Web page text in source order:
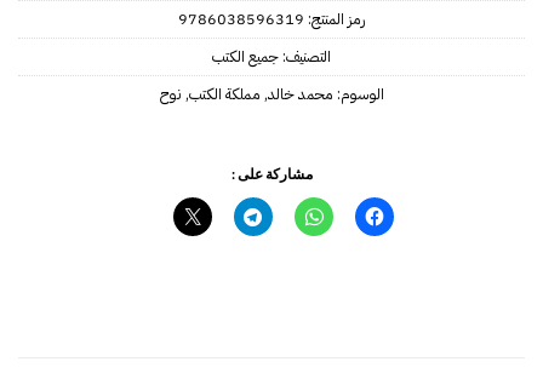
رمز المنتج: 9786038596319
التصنيف: جميع الكتب
الوسوم: محمد خالد, مملكة الكتب, نوح
مشاركة على :